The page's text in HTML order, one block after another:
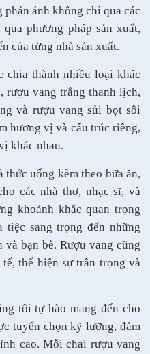
phản ánh không chỉ qua các
phương pháp sản xuất,
của từng nhà sản xuất.
chia thành nhiều loại khác
rượu vang trắng thanh lịch,
và rượu vang sủi bọt sôi
hương vị và cấu trúc riêng,
khác nhau.
uống kèm theo bữa ăn,
các nhà thơ, nhạc sĩ, và
khoảnh khắc quan trọng
tiệc sang trọng đến những
bạn bè. Rượu vang cũng
thể hiện sự trân trọng và
tôi tự hào mang đến cho
tuyển chọn kỹ lưỡng, đảm
cao. Mỗi chai rượu vang